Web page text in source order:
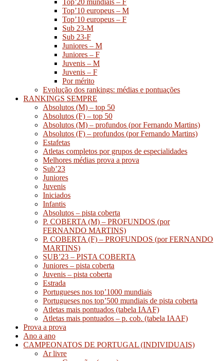
Top’10 europeus – M
Top’10 europeus – F
Sub 23-M
Sub 23-F
Juniores – M
Juniores – F
Juvenis – M
Juvenis – F
Por mérito
Evolução dos rankings: médias e pontuações
RANKINGS SEMPRE
Absolutos (M) – top 50
Absolutos (F) – top 50
Absolutos (M) – profundos (por Fernando Martins)
Absolutos (F) – profundos (por Fernando Martins)
Estafetas
Atletas completos por grupos de especialidades
Melhores médias prova a prova
Sub’23
Juniores
Juvenis
Iniciados
Infantis
Absolutos – pista coberta
P. COBERTA (M) – PROFUNDOS (por
FERNANDO MARTINS)
P. COBERTA (F) – PROFUNDOS (por FERNANDO
MARTINS)
SUB’23 – PISTA COBERTA
Juniores – pista coberta
Juvenis – pista coberta
Estrada
Portugueses nos top’1000 mundiais
Portugueses nos top’500 mundiais de pista coberta
Atletas mais pontuados (tabela IAAF)
Atletas mais pontuados – p. cob. (tabela IAAF)
Prova a prova
Ano a ano
CAMPEONATOS DE PORTUGAL (INDIVIDUAIS)
Ar livre